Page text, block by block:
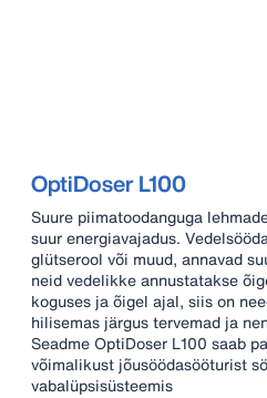
OptiDoser L100
Suure piimatoodanguga
suur energiavajadus.
glütserool või muud, annavad
neid vedelikke annustatakse
koguses ja õigel ajal, siis on
hilisemas järgus tervemad ja
Seadme OptiDoser L100 saab
võimalikust jõusöödasööturist
vabalüpsisüsteemis